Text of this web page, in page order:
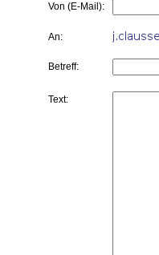
Von (E-Mail):
An:
Betreff:
Text: